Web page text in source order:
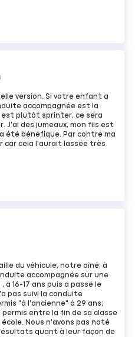
version. Si votre enfant a
accompagnée est la
est plutôt sprinter, ce sera
J'ai des jumeaux, mon fils est
été bénéfique. Par contre ma
cela l'aurait lassée très
du véhicule, notre aîné, à
accompagnée sur une
à 16-17 ans puis a passé le
pas suivi la conduite
"à l'ancienne" à 29 ans;
entre la fin de sa classe
Nous n'avons pas noté
quant à leur façon de